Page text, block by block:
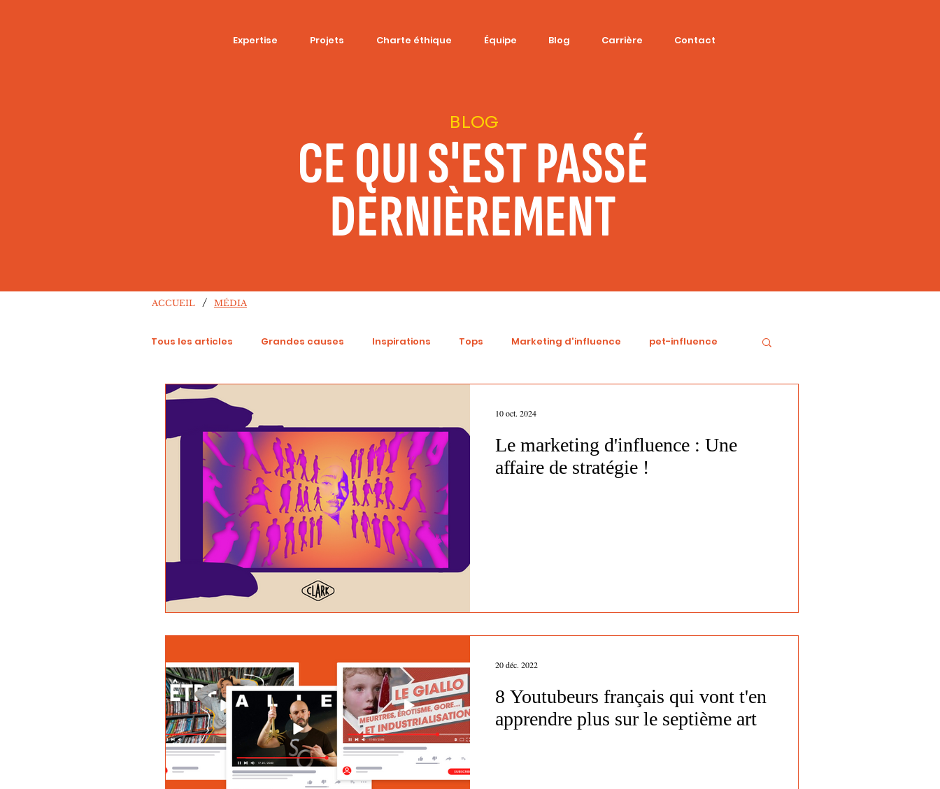
Expertise Projets Charte éthique Équipe Blog Carrière Contact
BLOG
CE QUI S'EST PASSÉ
DERNIÈREMENT
ACCUEIL / MÉDIA
Tous les articles Grandes causes Inspirations Tops Marketing d'influence pet-influence
TikTok
Revue créative YouTube Cinéma Tendances Influence Trend Food horreur
localisation campagne Beauté événementiel
Collaboration Alcool Diversité
Le marketing d'influence : Une
affaire de stratégie !
10 oct. 2024
8 Youtubeurs français qui vont t'en
apprendre plus sur le septième art
20 déc. 2022